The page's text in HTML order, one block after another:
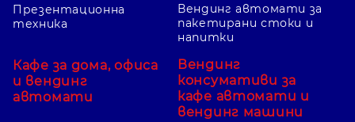
Презентационна
техника
Кафе за дома, офиса
и вендинг
автомати
Вендинг автомати за
пакетирани стоки и
напитки
Вендинг
консумативи за
кафе автомати и
вендинг машини